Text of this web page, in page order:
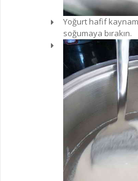
Yoğurt hafif
soğumaya bırakın.